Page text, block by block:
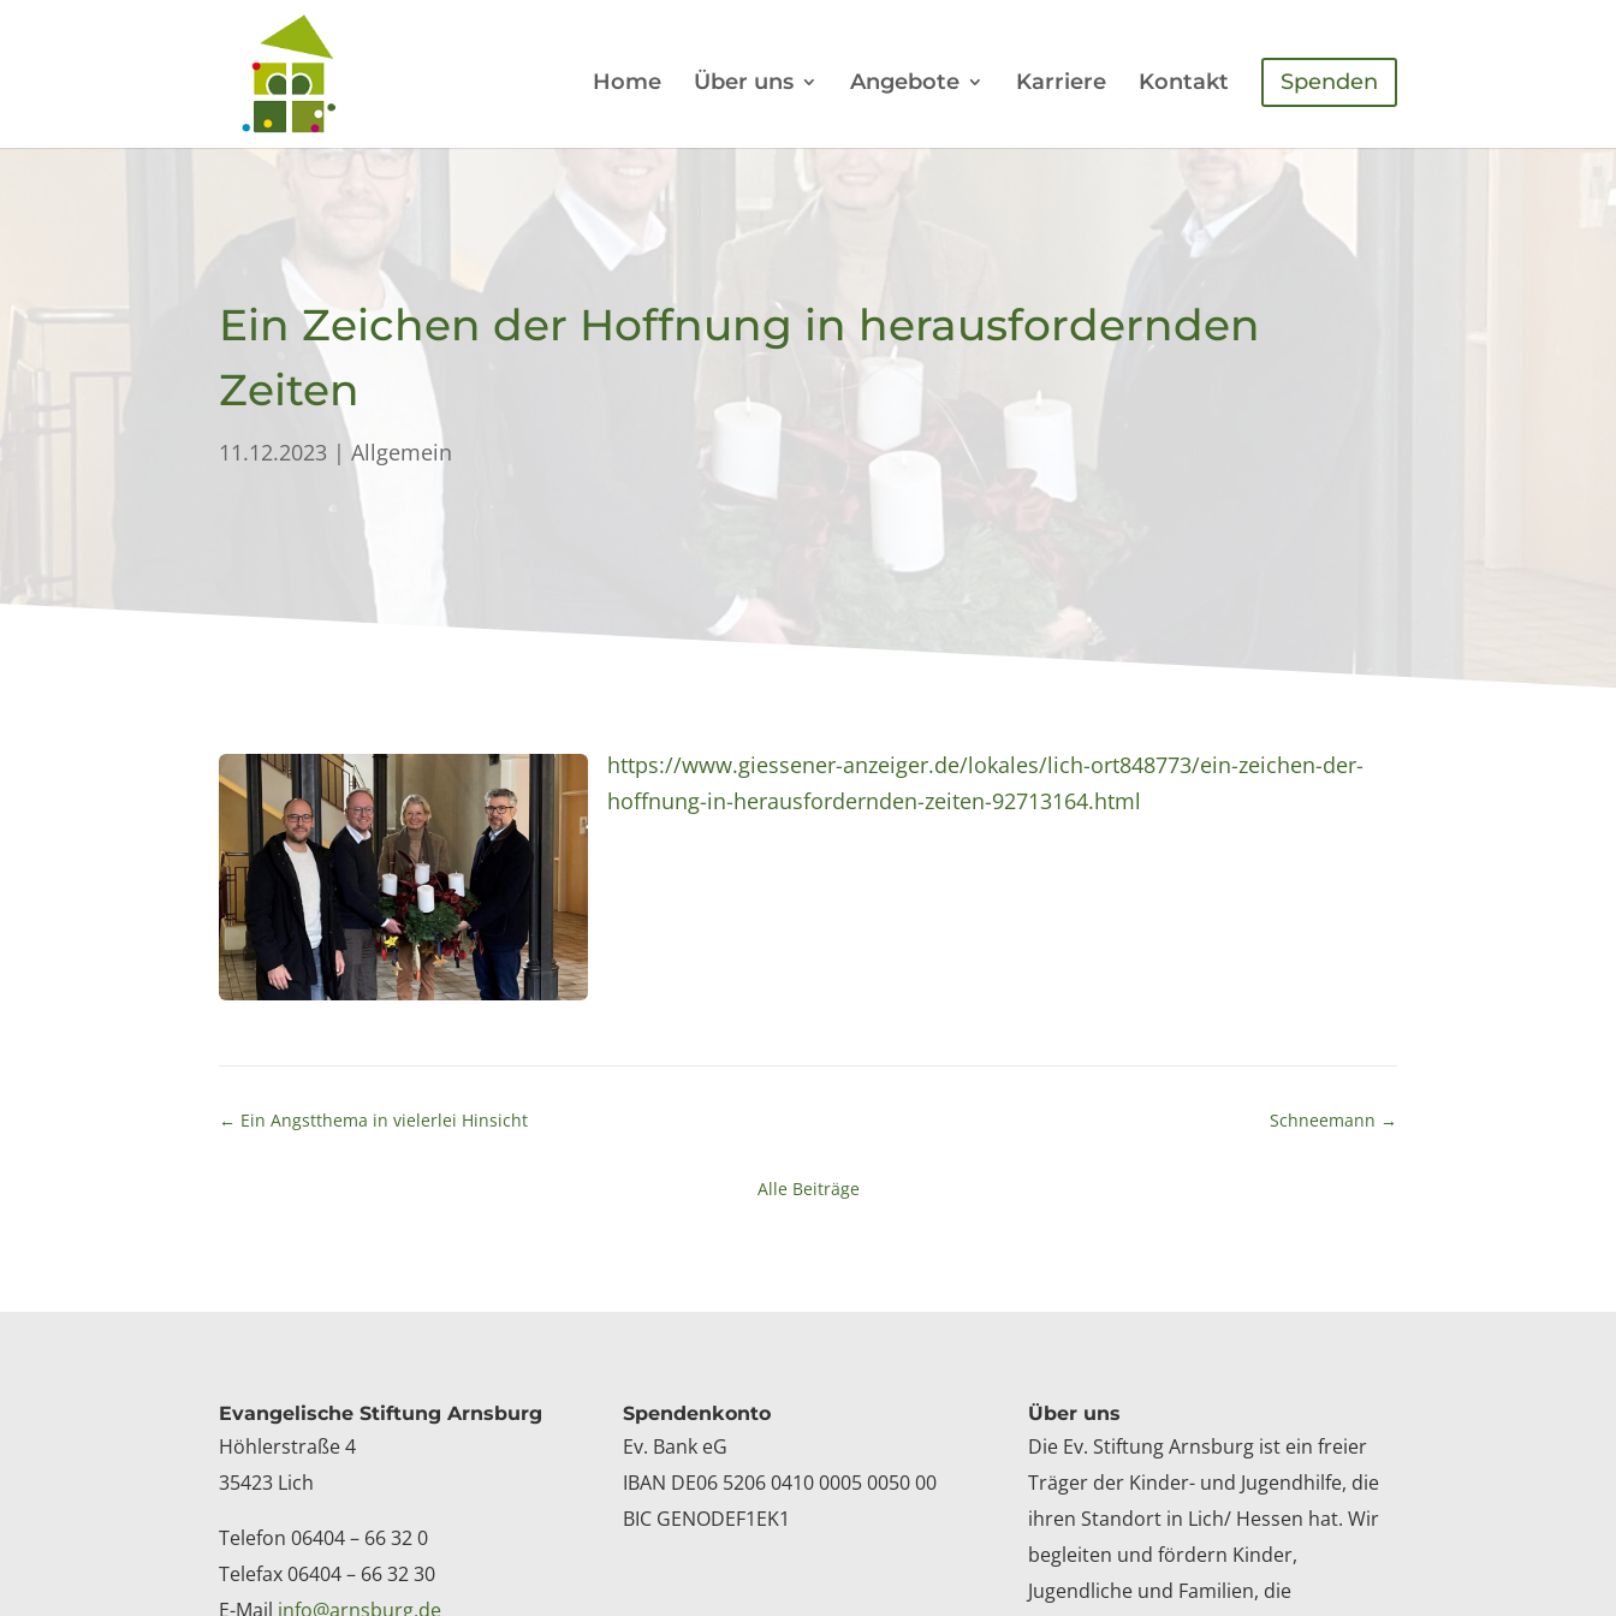
Home Über uns Angebote Karriere Kontakt Spenden
Ein Zeichen der Hoffnung in herausfordernden
Zeiten
11.12.2023 | Allgemein
https://www.giessener-anzeiger.de/lokales/lich-ort848773/ein-zeichen-der-
hoffnung-in-herausfordernden-zeiten-92713164.html
← Ein Angstthema in vielerlei Hinsicht Schneemann →
Alle Beiträge
Kontakt
Evangelische Stiftung Arnsburg
Höhlerstraße 4
35423 Lich
Telefon 06404 – 66 32 0
Telefax 06404 – 66 32 30
E-Mail info@arnsburg.de
Spendenkonto
Ev. Bank eG
IBAN DE06 5206 0410 0005 0050 00
BIC GENODEF1EK1
Über uns
Die Ev. Stiftung Arnsburg ist ein freier
Träger der Kinder- und Jugendhilfe, die
ihren Standort in Lich/ Hessen hat. Wir
begleiten und fördern Kinder,
Jugendliche und Familien, die